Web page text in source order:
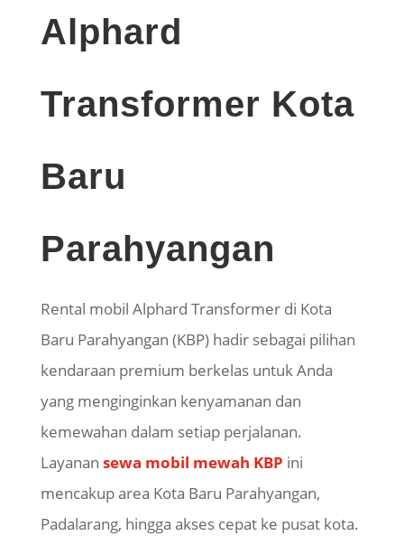
Alphard
Transformer Kota
Baru
Parahyangan
Rental mobil Alphard Transformer di Kota
Baru Parahyangan (KBP) hadir sebagai pilihan
kendaraan premium berkelas untuk Anda
yang menginginkan kenyamanan dan
kemewahan dalam setiap perjalanan.
Layanan sewa mobil mewah KBP ini
mencakup area Kota Baru Parahyangan,
Padalarang, hingga akses cepat ke pusat kota.